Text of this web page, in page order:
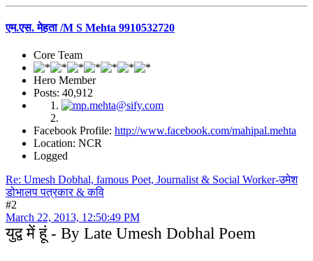
एम.एस. मेहता /M S Mehta 9910532720
Core Team
Hero Member
Posts: 40,912
Facebook Profile: http://www.facebook.com/mahipal.mehta
Location: NCR
Logged
Re: Umesh Dobhal, famous Poet, Journalist & Social Worker-उमेश
डोभालप पत्रकार & कवि
#2
March 22, 2013, 12:50:49 PM
युद्व में हूं- By Late Umesh Dobhal Poem